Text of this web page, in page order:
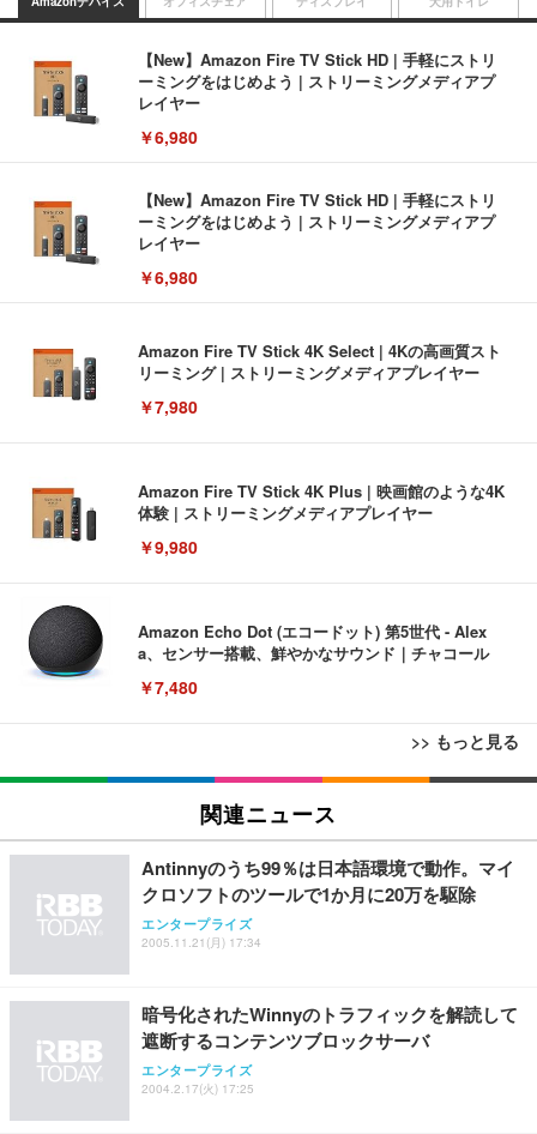
【New】Amazon Fire TV Stick HD | 手軽にストリ
ーミングをはじめよう | ストリーミングメディアプ
レイヤー
￥6,980
【New】Amazon Fire TV Stick HD | 手軽にストリ
ーミングをはじめよう | ストリーミングメディアプ
レイヤー
￥6,980
Amazon Fire TV Stick 4K Select | 4Kの高画質スト
リーミング | ストリーミングメディアプレイヤー
￥7,980
Amazon Fire TV Stick 4K Plus | 映画館のような4K
体験 | ストリーミングメディアプレイヤー
￥9,980
Amazon Echo Dot (エコードット) 第5世代 - Alex
a、センサー搭載、鮮やかなサウンド｜チャコール
￥7,480
>> もっと見る
[EdoErgo] オフィスチェア 椅子 テレワーク 疲れな
い 跳ね上げ式アームレスト コンパクト 約105度ロッ
キング pc 事務椅子 360度回転 座面昇降 強化ナイロ
ン樹脂ベース 通気性メッシュ 在宅ワーク H-WY01
(黒網+黒枠+黒足)
￥5,699
SIHOO B100 オフィスチェア／デスクチェア メッシ
Sezlife オフィスチェア デスクチェア 疲れない テレ
ワーク チェア 強化バックレスト 30度ロッキング機
EIZO ビジネス向けプレミアムモニター | FlexScan
EV3240X-WT | 31.5型4K UHD・USB Type-C・ホワ
￥105,595
EIZO ビジネス向けプレミアムモニター | FlexScan
EV2740X-WT | 27.0型4K UHD・USB Type-C・ホワ
￥109,572
【純正品】27"ゲーミングモニター DualSense 充電
フック付き（CFI-ZDM1J）
Amazonベーシック ペットシーツ 薄型 レギュラー 1
回使い捨て 無香料 ホワイト 300枚
Amazonベーシック ペットシーツ 厚型 ワイド 42枚
ネオ・ルーライフ ネオ・オムツ L 中型犬用 26枚入
関連ニュース
Antinnyのうち99％は日本語環境で動作。マイ
クロソフトのツールで1か月に20万を駆除
エンタープライズ
2005.11.21(月) 17:34
暗号化されたWinnyのトラフィックを解読して
遮断するコンテンツブロックサーバ
エンタープライズ
2004.2.17(火) 17:25